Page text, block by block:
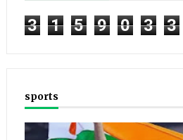
3 1 5 9 0 3 3
sports